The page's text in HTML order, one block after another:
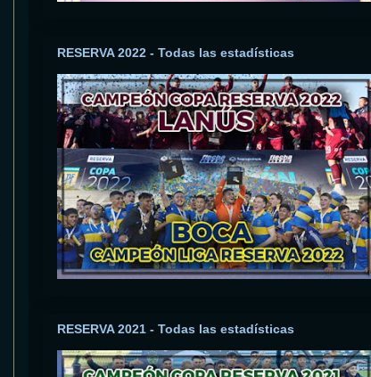
RESERVA 2022 - Todas las estadísticas
RESERVA 2021 - Todas las estadísticas